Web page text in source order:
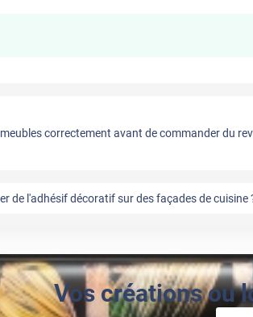
correctement avant de commander du
de l'adhésif décoratif sur des façades de cuisine
Vos créations ou